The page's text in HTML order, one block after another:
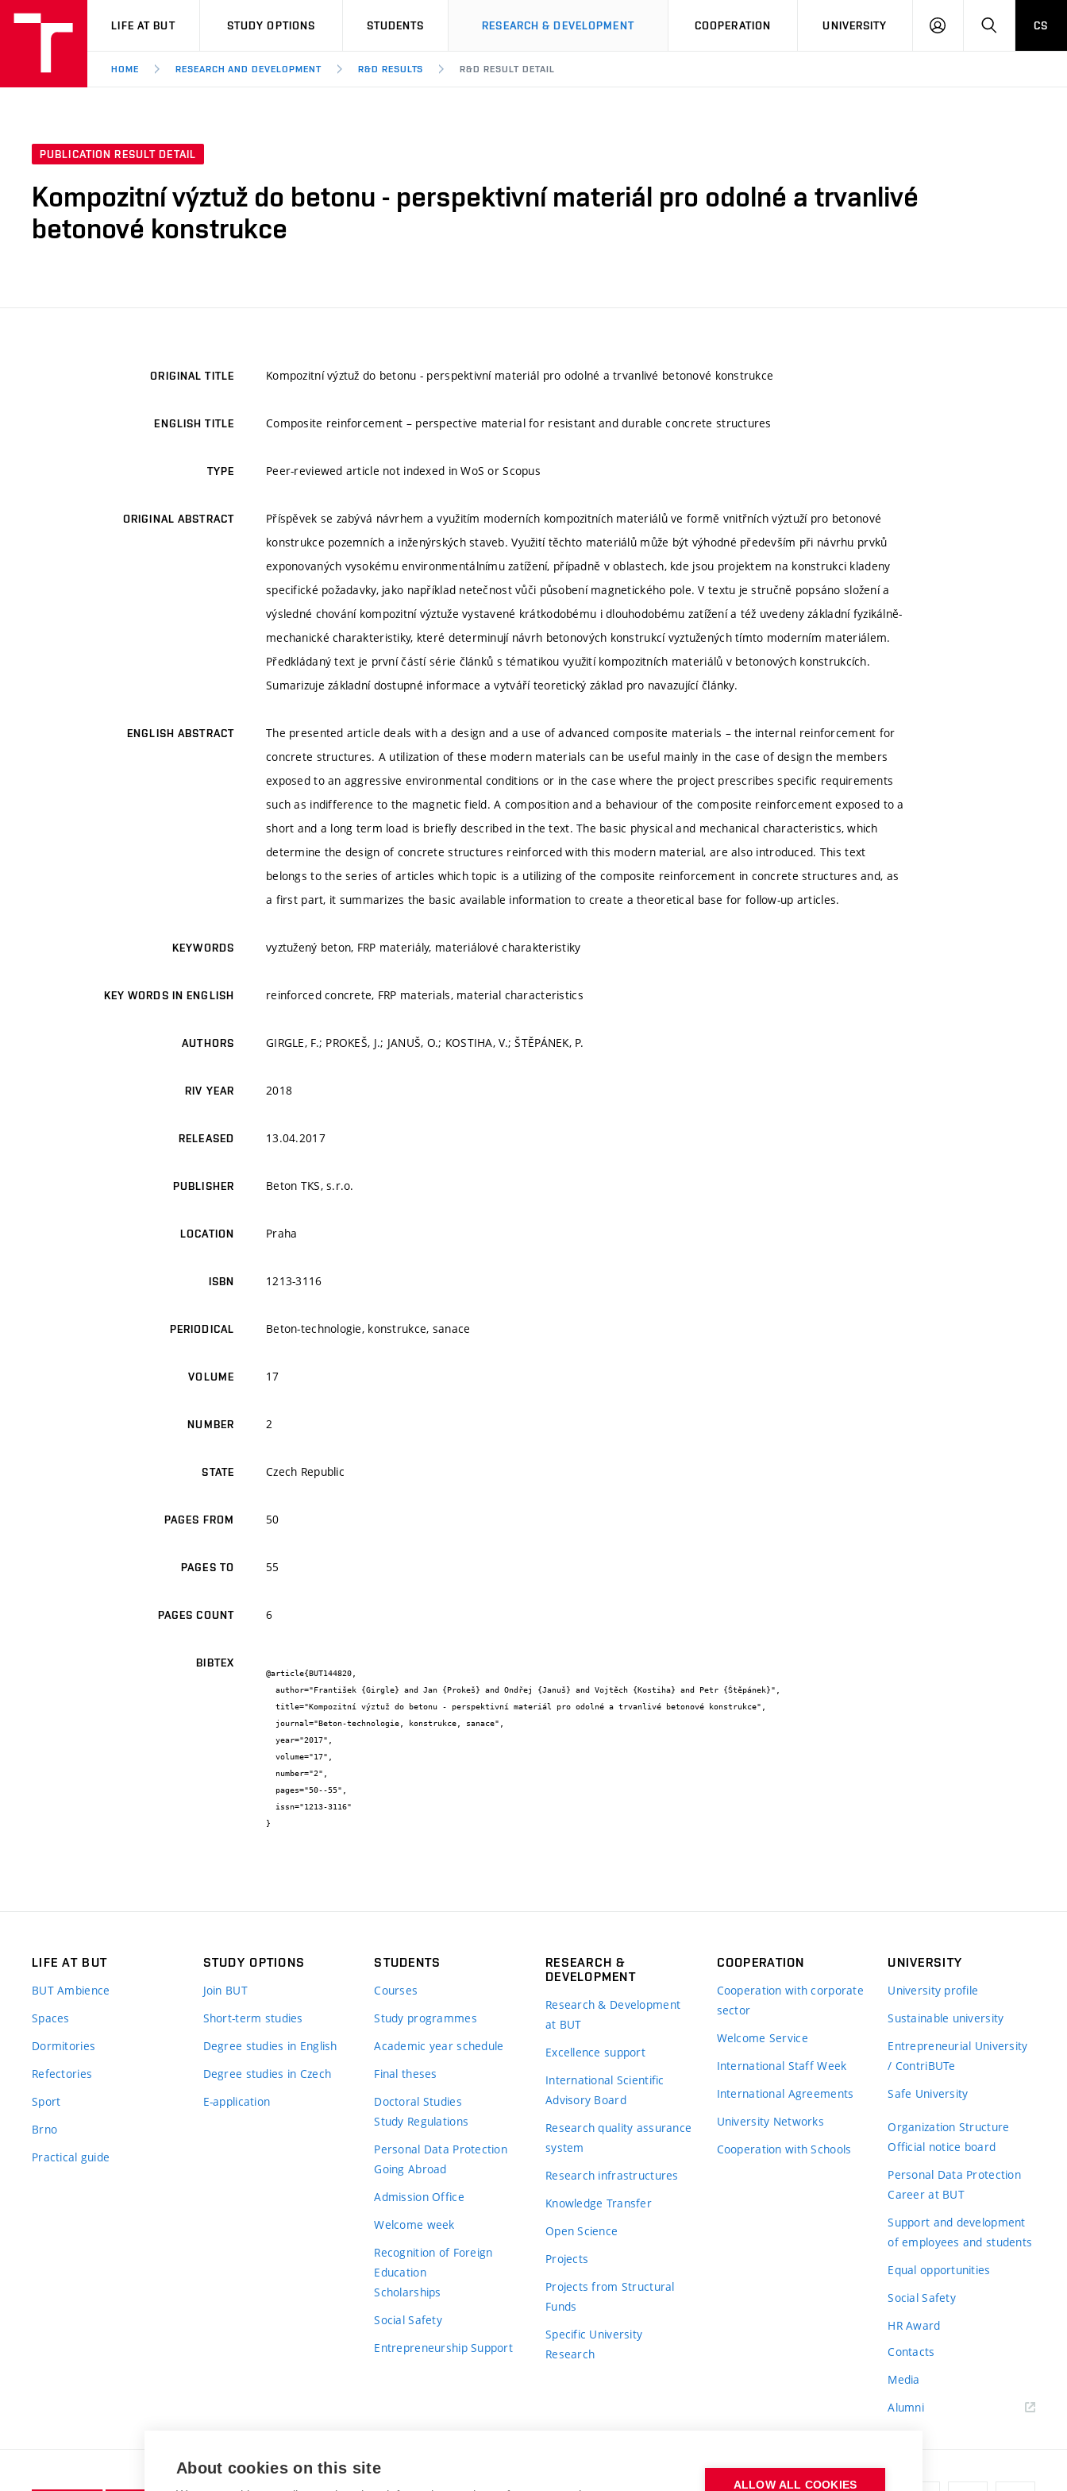
VUT
LIFE AT BUT STUDY OPTIONS STUDENTS RESEARCH & DEVELOPMENT COOPERATION UNIVERSITY
LOG
SEARCHCS
HOME RESEARCH AND DEVELOPMENT R&D RESULTS R&D RESULT DETAIL
PUBLICATION RESULT DETAIL
Kompozitní výztuž do betonu - perspektivní materiál pro odolné a trvanlivé
betonové konstrukce
ORIGINAL TITLE Kompozitní výztuž do betonu - perspektivní materiál pro odolné a trvanlivé betonové konstrukce
ENGLISH TITLE Composite reinforcement – perspective material for resistant and durable concrete structures
TYPE Peer-reviewed article not indexed in WoS or Scopus
ORIGINAL ABSTRACT
Příspěvek se zabývá návrhem a využitím moderních kompozitních materiálů ve formě vnitřních výztuží pro betonové
konstrukce pozemních a inženýrských staveb. Využití těchto materiálů může být výhodné především při návrhu prvků
exponovaných vysokému environmentálnímu zatížení, případně v oblastech, kde jsou projektem na konstrukci kladeny
specifické požadavky, jako například netečnost vůči působení magnetického pole. V textu je stručně popsáno složení a
výsledné chování kompozitní výztuže vystavené krátkodobému i dlouhodobému zatížení a též uvedeny základní fyzikálně-
mechanické charakteristiky, které determinují návrh betonových konstrukcí vyztužených tímto moderním materiálem.
Předkládaný text je první částí série článků s tématikou využití kompozitních materiálů v betonových konstrukcích.
Sumarizuje základní dostupné informace a vytváří teoretický základ pro navazující články.
ENGLISH ABSTRACT
The presented article deals with a design and a use of advanced composite materials – the internal reinforcement for
concrete structures. A utilization of these modern materials can be useful mainly in the case of design the members
exposed to an aggressive environmental conditions or in the case where the project prescribes specific requirements
such as indifference to the magnetic field. A composition and a behaviour of the composite reinforcement exposed to a
short and a long term load is briefly described in the text. The basic physical and mechanical characteristics, which
determine the design of concrete structures reinforced with this modern material, are also introduced. This text
belongs to the series of articles which topic is a utilizing of the composite reinforcement in concrete structures and, as
a first part, it summarizes the basic available information to create a theoretical base for follow-up articles.
KEYWORDS vyztužený beton, FRP materiály, materiálové charakteristiky
KEY WORDS IN ENGLISH reinforced concrete, FRP materials, material characteristics
AUTHORS GIRGLE, F.; PROKEŠ, J.; JANUŠ, O.; KOSTIHA, V.; ŠTĚPÁNEK, P.
RIV YEAR 2018
RELEASED 13.04.2017
PUBLISHER Beton TKS, s.r.o.
LOCATION Praha
ISBN 1213-3116
PERIODICAL Beton-technologie, konstrukce, sanace
VOLUME 17
NUMBER 2
STATE Czech Republic
PAGES FROM 50
PAGES TO 55
PAGES COUNT 6
BIBTEX
@article{BUT144820,
}
LIFE AT BUT
BUT Ambience
Spaces
Dormitories
Refectories
Sport
Brno
Practical guide
STUDY OPTIONS
Join BUT
Short-term studies
Degree studies in English
Degree studies in Czech
E-application
STUDENTS
Courses
Study programmes
Academic year schedule
Final theses
Doctoral Studies
Study Regulations
Personal Data Protection
Going Abroad
Admission Office
Welcome week
Recognition of Foreign
Education
Scholarships
Social Safety
Entrepreneurship Support
RESEARCH &
DEVELOPMENT
Research & Development
at BUT
Excellence support
International Scientific
Advisory Board
Research quality assurance
system
Research infrastructures
Knowledge Transfer
Open Science
Projects
Projects from Structural
Funds
Specific University
Research
COOPERATION
Cooperation with corporate
sector
Welcome Service
International Staff Week
International Agreements
University Networks
Cooperation with Schools
UNIVERSITY
University profile
Sustainable university
Entrepreneurial University
/ ContriBUTe
Safe University
Organization Structure
Official notice board
Personal Data Protection
Career at BUT
Support and development
of employees and students
Equal opportunities
Social Safety
HR Award
Contacts
Media
Alumni
About cookies on this site
ALLOW ALL COOKIES